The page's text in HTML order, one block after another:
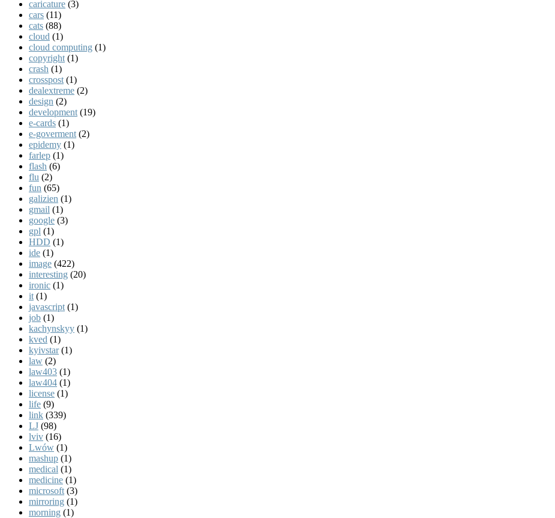
caricature (3)
cars (11)
cats (88)
cloud (1)
cloud computing (1)
copyright (1)
crash (1)
crosspost (1)
dealextreme (2)
design (2)
development (19)
e-cards (1)
e-goverment (2)
epidemy (1)
farlep (1)
flash (6)
flu (2)
fun (65)
galizien (1)
gmail (1)
google (3)
gpl (1)
HDD (1)
ide (1)
image (422)
interesting (20)
ironic (1)
it (1)
javascript (1)
job (1)
kachynskyy (1)
kved (1)
kyivstar (1)
law (2)
law403 (1)
law404 (1)
license (1)
life (9)
link (339)
LJ (98)
lviv (16)
Lwów (1)
mashup (1)
medical (1)
medicine (1)
microsoft (3)
mirroring (1)
morning (1)